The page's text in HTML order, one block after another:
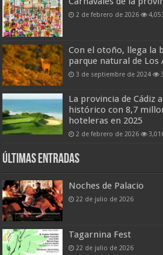
2 de febrero de 2026
Con el otoño, llega la
parque natural de Los
3 de septiembre de 2024
La provincia de Cádiz
histórico con 8,7
hoteleras en 2025
2 de febrero de 2026
Últimas entradas
Noches de Palacio
22 de julio de 2026
Tagarnina Fest
22 de julio de 2026